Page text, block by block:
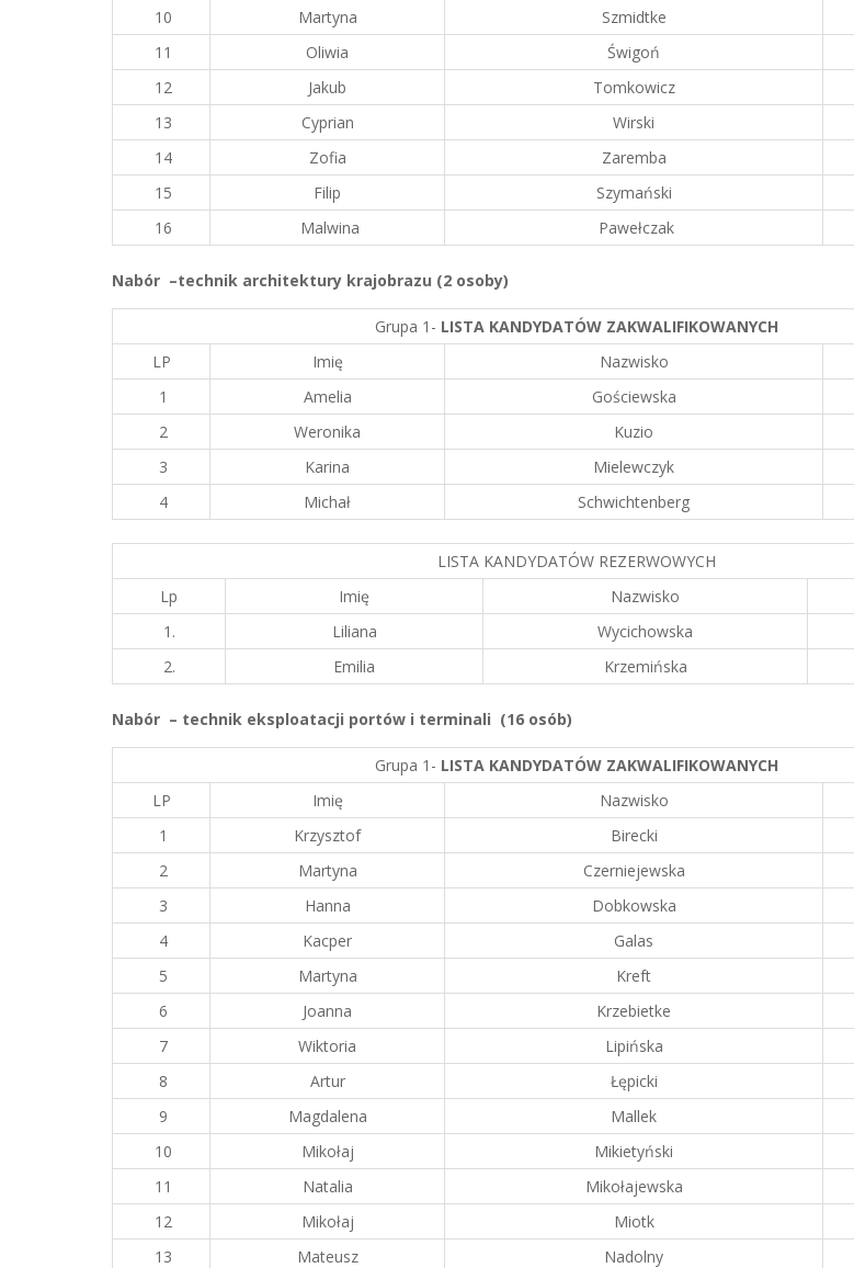
10
Martyna Szmidtke
11
Oliwia Świgoń
12
Jakub Tomkowicz
13
Cyprian Wirski
14
Zofia Zaremba
15
Filip Szymański
16
Malwina Pawełczak
Nabór –technik architektury krajobrazu (2 osoby)
Grupa 1- LISTA KANDYDATÓW ZAKWALIFIKOWANYCH
LP
Imię Nazwisko
1
Amelia Gościewska
2
Weronika Kuzio
3
Karina Mielewczyk
4
Michał Schwichtenberg
LISTA KANDYDATÓW REZERWOWYCH
Lp
Imię Nazwisko
1.
Liliana Wycichowska
2.
Emilia Krzemińska
Nabór – technik eksploatacji portów i terminali (16 osób)
Grupa 1- LISTA KANDYDATÓW ZAKWALIFIKOWANYCH
LP
Imię Nazwisko
1
Krzysztof Birecki
2
Martyna Czerniejewska
3
Hanna Dobkowska
4
Kacper Galas
5
Martyna Kreft
6
Joanna Krzebietke
7
Wiktoria Lipińska
8
Artur Łępicki
9
Magdalena Mallek
10
Mikołaj Mikietyński
11
Natalia Mikołajewska
12
Mikołaj Miotk
13
Mateusz Nadolny